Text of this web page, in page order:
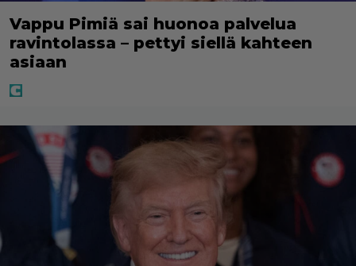
Vappu Pimiä sai huonoa palvelua
ravintolassa – pettyi siellä kahteen
asiaan